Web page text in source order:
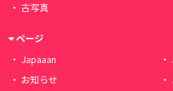
古写真
ページ
Japaaan
お知らせ